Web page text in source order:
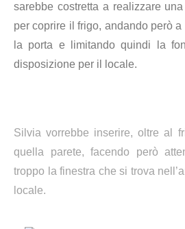
sarebbe costretta a realizzare
per coprire il frigo, andando però
la porta e limitando quindi la
disposizione per il locale.
Silvia vorrebbe inserire, oltre al
quella parete, facendo però
troppo la finestra che si trova
locale.